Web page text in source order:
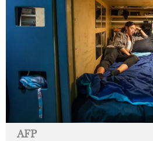
AFP